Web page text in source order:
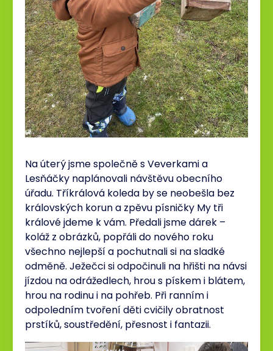
Na úterý jsme společně s Veverkami a
Lesňáčky naplánovali návštěvu obecního
úřadu. Tříkrálová koleda by se neobešla bez
královských korun a zpěvu písničky My tři
králové jdeme k vám. Předali jsme dárek –
koláž z obrázků, popřáli do nového roku
všechno nejlepší a pochutnali si na sladké
odměně. Ježečci si odpočinuli na hřišti na návsi
jízdou na odrážedlech, hrou s pískem i blátem,
hrou na rodinu i na pohřeb. Při ranním i
odpoledním tvoření děti cvičily obratnost
prstíků, soustředění, přesnost i fantazii.